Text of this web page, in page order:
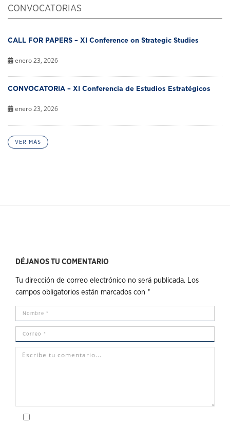
CONVOCATORIAS
CALL FOR PAPERS – XI Conference on Strategic Studies
enero 23, 2026
CONVOCATORIA – XI Conferencia de Estudios Estratégicos
enero 23, 2026
VER MÁS
DÉJANOS TU COMENTARIO
Tu dirección de correo electrónico no será publicada.
Los
campos obligatorios están marcados con *